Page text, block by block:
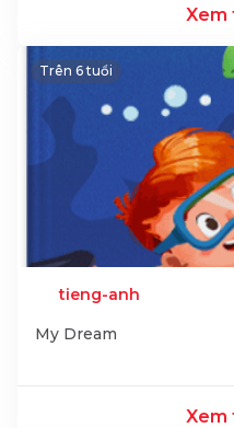
Xem
Trên 6 tuổi
tieng-anh
My Dream
Xem